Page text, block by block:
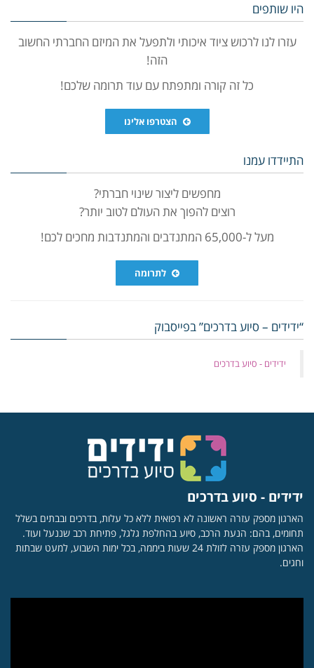
היו שותפים
עזרו לנו לרכוש ציוד איכותי ולתפעל את המיזם החברתי החשוב
הזה!
כל זה קורה ומתפתח עם עוד תרומה שלכם!
הצטרפו אלינו
התיידדו עמנו
מחפשים ליצור שינוי חברתי?
רוצים להפוך את העולם לטוב יותר?
מעל ל-65,000 המתנדבים והמתנדבות מחכים לכם!
לתרומה
“ידידים – סיוע בדרכים” בפייסבוק
‏ידידים - סיוע בדרכים
ידידים - סיוע בדרכים
הארגון מספק עזרה ראשונה לא רפואית ללא כל עלות, בדרכים ובבתים בשלל
תחומים, בהם: הנעת הרכב, סיוע בהחלפת גלגל, פתיחת רכב שננעל ועוד.
הארגון מספק עזרה לזולת 24 שעות ביממה, בכל ימות השבוע, למעט שבתות
וחגים.